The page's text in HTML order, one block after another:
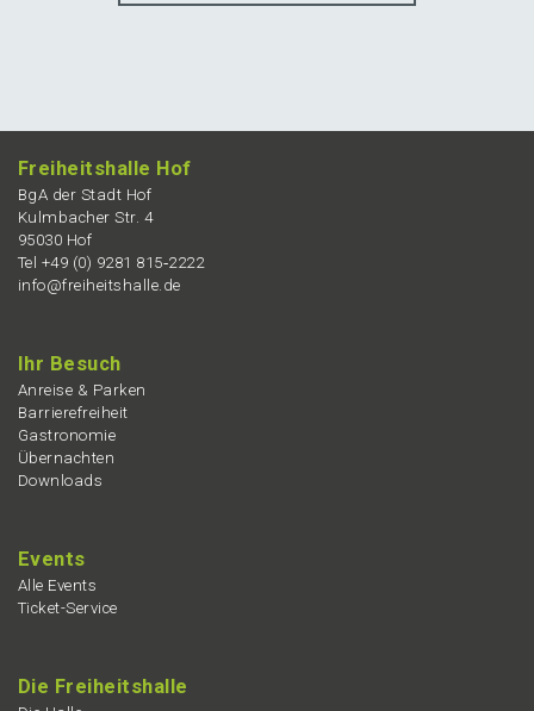
Freiheits­hal­le Hof
BgA der Stadt Hof
Kulmba­cher Str. 4
95030 Hof
Tel +49 (0) 9281 815‑2222
info@freiheitshalle.de
Ihr Besuch
Anrei­se & Parken
Barrie­re­frei­heit
Gastro­no­mie
Übernach­ten
Downloads
Events
Alle Events
Ticket-Service
Die Freiheits­hal­le